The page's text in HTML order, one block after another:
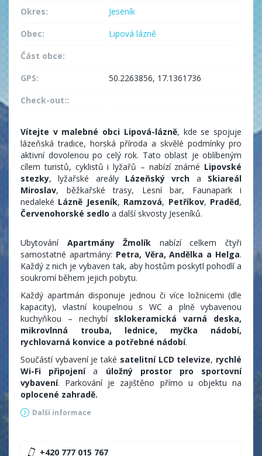
Okres:
Jeseník
Obec:
Lipová lázně
Část obce:
GPS:
50.2263856, 17.1361736
Check-out::
Vítejte v malebné obci Lipová-lázně, kde se spojuje
lázeňská tradice, horská příroda a skvělé podmínky pro
aktivní dovolenou po celý rok. Tato oblast je oblíbeným
cílem turistů, cyklistů i lyžařů – nabízí známé Lipovské
stezky, lyžařské areály Lázeňský vrch a Skiareál
Miroslav, běžkařské trasy, Lesní bar, Faunapark i
nedaleké Lázně Jeseník, Ramzová, Petříkov, Praděd,
Červenohorské sedlo a další skvosty Jeseníků.
Ubytování Apartmány Žmolík nabízí celkem čtyři
samostatné apartmány: Petra, Věra, Andělka a Helga.
Každý z nich je vybaven tak, aby hostům poskytl pohodlí a
soukromí během jejich pobytu.
Každý apartmán disponuje jednou či více ložnicemi (dle
kapacity), vlastní koupelnou s WC a plně vybavenou
kuchyňkou – nechybí sklokeramická varná deska,
mikrovlnná trouba, lednice, myčka nádobí,
rychlovarná konvice a potřebné nádobí.
Součástí vybavení je také satelitní LCD televize, rychlé
Wi-Fi připojenía úložný prostor pro sportovní
vybavení. Parkování je zajištěno přímo u objektu na
oplocené zahradě.
Další informace
Apartmá Petra
+420 777 015 767